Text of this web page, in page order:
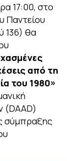
17:00, στο
Παντείου
136) θα
από τη
του 1980»
(DAAD)
σύμπραξης